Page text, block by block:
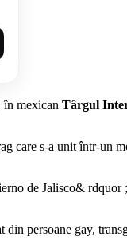
în mexican Târgul
care s-a unit într-un
de Jalisco&
din persoane gay,